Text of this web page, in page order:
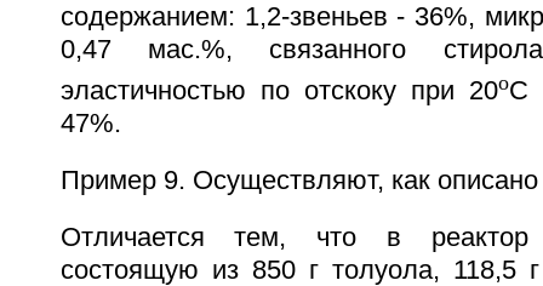
содержанием: 1,2-звеньев - 36%,
0,47 мас.%, связанного
эластичностью по отскоку при 20oС
47%.
Пример 9. Осуществляют, как
Отличается тем, что в реактор
состоящую из 850 г толуола, 118,5